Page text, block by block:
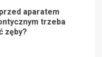
aparatem
trzeba
zęby?